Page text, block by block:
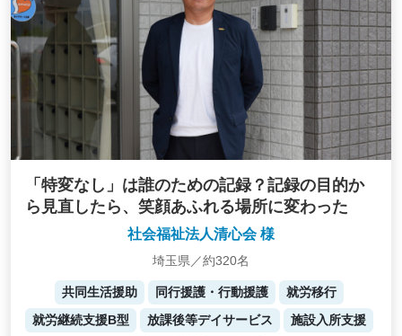
「特変なし」は誰のための記録？記録の目的か
ら見直したら、笑顔あふれる場所に変わった
社会福祉法人清心会 様
埼玉県／約320名
共同生活援助 同行援護・行動援護
就労移行
就労継続支援B型
放課後等デイサービス
施設入所支援